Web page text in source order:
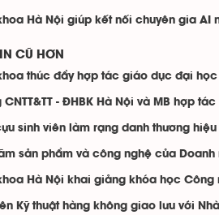
Hà Nội giúp kết nối chuyên gia AI
CŨ HƠN
thúc đẩy hợp tác giáo dục đại
CNTT&TT - ĐHBK Hà Nội và MB hợp
sinh viên làm rạng danh thương hiệu
sản phẩm và công nghệ của
Hà Nội khai giảng khóa học Công
Kỹ thuật hàng không giao lưu với